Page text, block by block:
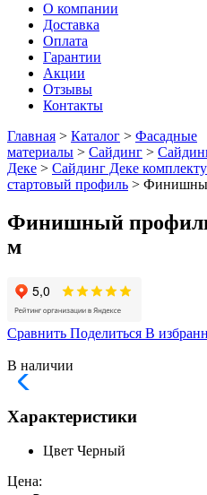
О компании
Доставка
Оплата
Гарантии
Акции
Отзывы
Контакты
Главная > Каталог > Фасадные
материалы > Сайдинг >
Деке > Сайдинг Деке
стартовый профиль >
Финишный
м
Сравнить Поделиться В
В наличии
Характеристики
Цвет Черный
Цена: